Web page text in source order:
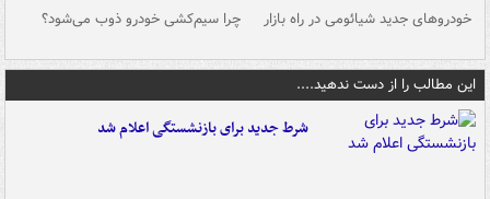
خودروهای جدید شیائومی در راه بازار چرا سیم‌کشی خودرو ذوب می‌شود؟
این مطالب را از دست ندهید....
شرط جدید برای بازنشستگی اعلام شد